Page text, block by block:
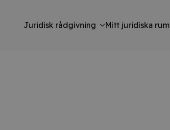
Juridisk rådgivning Mitt juridiska rum